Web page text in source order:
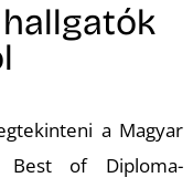
a Magyar
Best of Diploma-